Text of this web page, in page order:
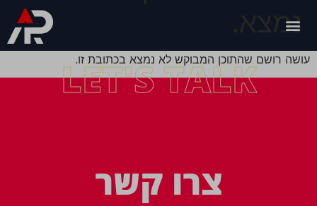
נמצא.
עושה רושם שהתוכן המבוקש לא נמצא בכתובת זו.
LET'S TALK
צרו קשר